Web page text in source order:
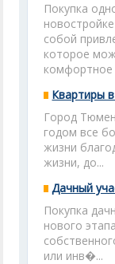
Покупка
собой
которое
Квартиры
Город
годом все
жизни
жизни, до...
Дачный
Покупка
нового
или инв�...